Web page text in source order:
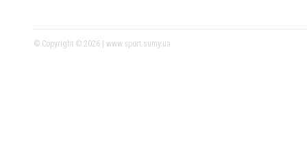
© Copyright © 2026 | www.sport.sumy.ua